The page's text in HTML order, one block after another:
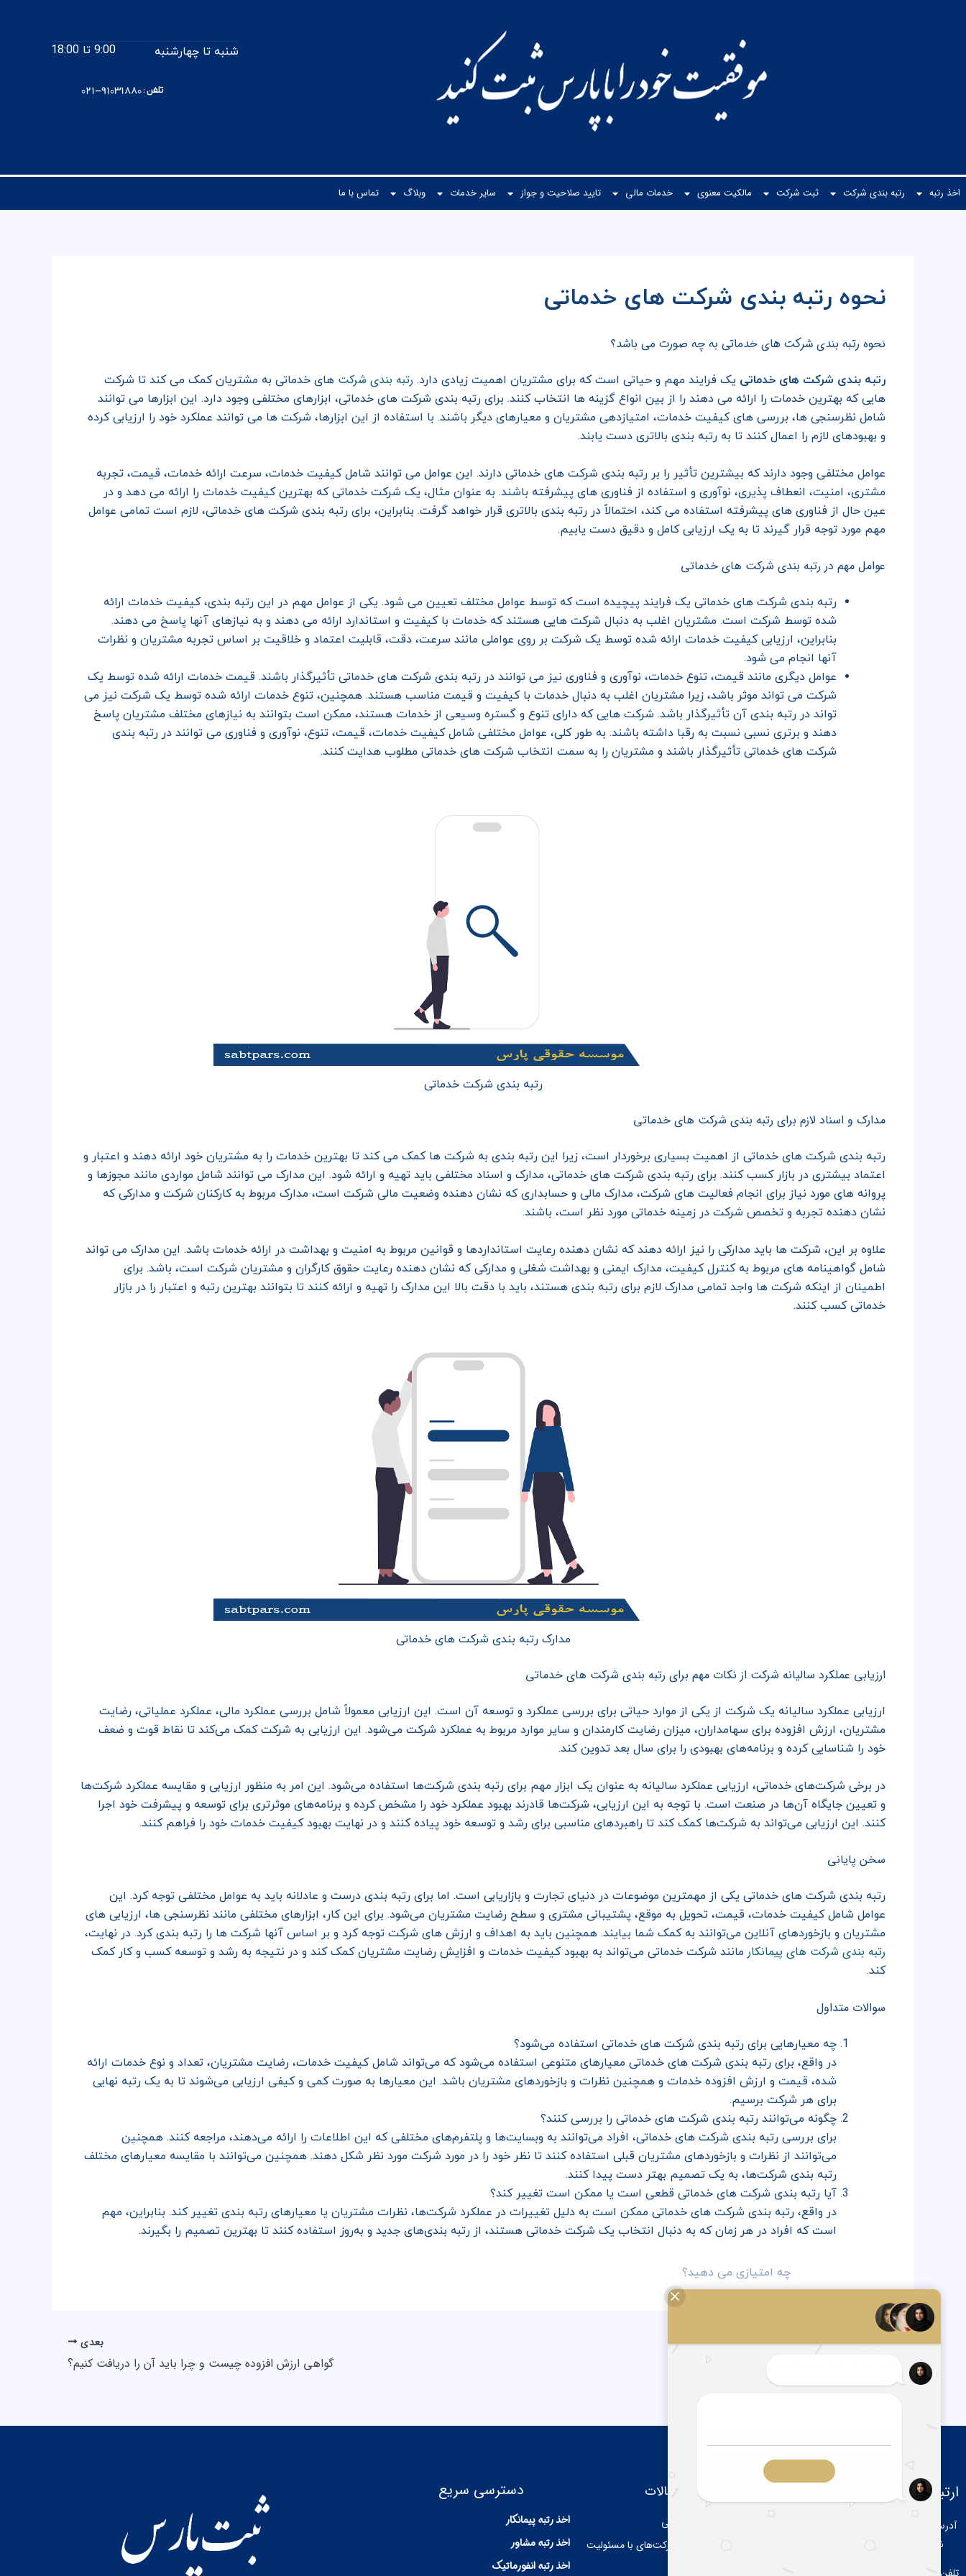
شنبه تا چهارشنبه 9:00 تا 18:00
تلفن : 91031880-021
اخذ رتبه رتبه بندی شرکت ثبت شرکت مالكیت معنوی خدمات مالی تایید صلاحیت و جواز سایر خدمات وبلاگ تماس با ما
نحوه رتبه بندی شرکت های خدماتی
نحوه رتبه بندی شرکت های خدماتی به چه صورت می باشد؟
رتبه بندی شرکت های خدماتی یک فرایند مهم و حیاتی است که برای مشتریان اهمیت زیادی دارد. رتبه بندی شرکت های خدماتی به مشتریان کمک می کند تا شرکت
هایی که بهترین خدمات را ارائه می دهند را از بین انواع گزینه ها انتخاب کنند. برای رتبه بندی شرکت های خدماتی، ابزارهای مختلفی وجود دارد. این ابزارها می توانند
شامل نظرسنجی ها، بررسی های کیفیت خدمات، امتیازدهی مشتریان و معیارهای دیگر باشند. با استفاده از این ابزارها، شرکت ها می توانند عملکرد خود را ارزیابی کرده
و بهبودهای لازم را اعمال کنند تا به رتبه بندی بالاتری دست یابند.
عوامل مختلفی وجود دارند که بیشترین تأثیر را بر رتبه بندی شرکت های خدماتی دارند. این عوامل می توانند شامل کیفیت خدمات، سرعت ارائه خدمات، قیمت، تجربه
مشتری، امنیت، انعطاف پذیری، نوآوری و استفاده از فناوری های پیشرفته باشند. به عنوان مثال، یک شرکت خدماتی که بهترین کیفیت خدمات را ارائه می دهد و در
عین حال از فناوری های پیشرفته استفاده می کند، احتمالاً در رتبه بندی بالاتری قرار خواهد گرفت. بنابراین، برای رتبه بندی شرکت های خدماتی، لازم است تمامی عوامل
مهم مورد توجه قرار گیرند تا به یک ارزیابی کامل و دقیق دست یابیم.
عوامل مهم در رتبه بندی شرکت های خدماتی
رتبه بندی شرکت های خدماتی یک فرایند پیچیده است که توسط عوامل مختلف تعیین می شود. یکی از عوامل مهم در این رتبه بندی، کیفیت خدمات ارائه
شده توسط شرکت است. مشتریان اغلب به دنبال شرکت هایی هستند که خدمات با کیفیت و استاندارد ارائه می دهند و به نیازهای آنها پاسخ می دهند.
بنابراین، ارزیابی کیفیت خدمات ارائه شده توسط یک شرکت بر روی عواملی مانند سرعت، دقت، قابلیت اعتماد و خلاقیت بر اساس تجربه مشتریان و نظرات
آنها انجام می شود.
عوامل دیگری مانند قیمت، تنوع خدمات، نوآوری و فناوری نیز می توانند در رتبه بندی شرکت های خدماتی تأثیرگذار باشند. قیمت خدمات ارائه شده توسط یک
شرکت می تواند موثر باشد، زیرا مشتریان اغلب به دنبال خدمات با کیفیت و قیمت مناسب هستند. همچنین، تنوع خدمات ارائه شده توسط یک شرکت نیز می
تواند در رتبه بندی آن تأثیرگذار باشد. شرکت هایی که دارای تنوع و گستره وسیعی از خدمات هستند، ممکن است بتوانند به نیازهای مختلف مشتریان پاسخ
دهند و برتری نسبی نسبت به رقبا داشته باشند. به طور کلی، عوامل مختلفی شامل کیفیت خدمات، قیمت، تنوع، نوآوری و فناوری می توانند در رتبه بندی
شرکت های خدماتی تأثیرگذار باشند و مشتریان را به سمت انتخاب شرکت های خدماتی مطلوب هدایت کنند.
رتبه بندی شرکت خدماتی
مدارک و اسناد لازم برای رتبه بندی شرکت های خدماتی
رتبه بندی شرکت های خدماتی از اهمیت بسیاری برخوردار است، زیرا این رتبه بندی به شرکت ها کمک می کند تا بهترین خدمات را به مشتریان خود ارائه دهند و اعتبار و
اعتماد بیشتری در بازار کسب کنند. برای رتبه بندی شرکت های خدماتی، مدارک و اسناد مختلفی باید تهیه و ارائه شود. این مدارک می توانند شامل مواردی مانند مجوزها و
پروانه های مورد نیاز برای انجام فعالیت های شرکت، مدارک مالی و حسابداری که نشان دهنده وضعیت مالی شرکت است، مدارک مربوط به کارکنان شرکت و مدارکی که
نشان دهنده تجربه و تخصص شرکت در زمینه خدماتی مورد نظر است، باشند.
علاوه بر این، شرکت ها باید مدارکی را نیز ارائه دهند که نشان دهنده رعایت استانداردها و قوانین مربوط به امنیت و بهداشت در ارائه خدمات باشد. این مدارک می تواند
شامل گواهینامه های مربوط به کنترل کیفیت، مدارک ایمنی و بهداشت شغلی و مدارکی که نشان دهنده رعایت حقوق کارگران و مشتریان شرکت است، باشد. برای
اطمینان از اینکه شرکت ها واجد تمامی مدارک لازم برای رتبه بندی هستند، باید با دقت بالا این مدارک را تهیه و ارائه کنند تا بتوانند بهترین رتبه و اعتبار را در بازار
خدماتی کسب کنند.
مدارک رتبه بندی شرکت های خدماتی
ارزیابی عملکرد سالیانه شرکت از نکات مهم برای رتبه بندی شرکت های خدماتی
ارزیابی عملکرد سالیانه یک شرکت از یکی از موارد حیاتی برای بررسی عملکرد و توسعه آن است. این ارزیابی معمولاً شامل بررسی عملکرد مالی، عملکرد عملیاتی، رضایت
مشتریان، ارزش افزوده برای سهامداران، میزان رضایت کارمندان و سایر موارد مربوط به عملکرد شرکت می‌شود. این ارزیابی به شرکت کمک می‌کند تا نقاط قوت و ضعف
خود را شناسایی کرده و برنامه‌های بهبودی را برای سال بعد تدوین کند.
در برخی شرکت‌های خدماتی، ارزیابی عملکرد سالیانه به عنوان یک ابزار مهم برای رتبه بندی شرکت‌ها استفاده می‌شود. این امر به منظور ارزیابی و مقایسه عملکرد شرکت‌ها
و تعیین جایگاه آن‌ها در صنعت است. با توجه به این ارزیابی، شرکت‌ها قادرند بهبود عملکرد خود را مشخص کرده و برنامه‌های موثرتری برای توسعه و پیشرفت خود اجرا
کنند. این ارزیابی می‌تواند به شرکت‌ها کمک کند تا راهبردهای مناسبی برای رشد و توسعه خود پیاده کنند و در نهایت بهبود کیفیت خدمات خود را فراهم کنند.
سخن پایانی
رتبه بندی شرکت های خدماتی یکی از مهمترین موضوعات در دنیای تجارت و بازاریابی است. اما برای رتبه بندی درست و عادلانه باید به عوامل مختلفی توجه کرد. این
عوامل شامل کیفیت خدمات، قیمت، تحویل به موقع، پشتیبانی مشتری و سطح رضایت مشتریان می‌شود. برای این کار، ابزارهای مختلفی مانند نظرسنجی ها، ارزیابی های
مشتریان و بازخوردهای آنلاین می‌توانند به کمک شما بیایند. همچنین باید به اهداف و ارزش های شرکت توجه کرد و بر اساس آنها شرکت ها را رتبه بندی کرد. در نهایت،
رتبه بندی شرکت های پیمانکار مانند شرکت خدماتی می‌تواند به بهبود کیفیت خدمات و افزایش رضایت مشتریان کمک کند و در نتیجه به رشد و توسعه کسب و کار کمک
کند.
سوالات متداول
چه معیارهایی برای رتبه بندی شرکت های خدماتی استفاده می‌شود؟
در واقع، برای رتبه بندی شرکت های خدماتی معیارهای متنوعی استفاده می‌شود که می‌تواند شامل کیفیت خدمات، رضایت مشتریان، تعداد و نوع خدمات ارائه
شده، قیمت و ارزش افزوده خدمات و همچنین نظرات و بازخوردهای مشتریان باشد. این معیارها به صورت کمی و کیفی ارزیابی می‌شوند تا به یک رتبه نهایی
برای هر شرکت برسیم.
چگونه می‌توانند رتبه بندی شرکت های خدماتی را بررسی کنند؟
برای بررسی رتبه بندی شرکت های خدماتی، افراد می‌توانند به وبسایت‌ها و پلتفرم‌های مختلفی که این اطلاعات را ارائه می‌دهند، مراجعه کنند. همچنین
می‌توانند از نظرات و بازخوردهای مشتریان قبلی استفاده کنند تا نظر خود را در مورد شرکت مورد نظر شکل دهند. همچنین می‌توانند با مقایسه معیارهای مختلف
رتبه بندی شرکت‌ها، به یک تصمیم بهتر دست پیدا کنند.
آیا رتبه بندی شرکت های خدماتی قطعی است یا ممکن است تغییر کند؟
در واقع، رتبه بندی شرکت های خدماتی ممکن است به دلیل تغییرات در عملکرد شرکت‌ها، نظرات مشتریان یا معیارهای رتبه بندی تغییر کند. بنابراین، مهم
است که افراد در هر زمان که به دنبال انتخاب یک شرکت خدماتی هستند، از رتبه بندی‌های جدید و به‌روز استفاده کنند تا بهترین تصمیم را بگیرند.
چه امتیازی می دهید؟
قبلی بعدی
گواهی ارزش افزوده چیست و چرا باید آن را دریافت کنیم؟
ارتباط با ما
آدرس: سهروردی خیابان خرمشهر - خیابان
نوبخت - کوچه یکم پلاک 10 واحد 9
تلفن : 91031880-021
آخرین مقالات
نمونه اسم شرکت سه سیلابی
صورتجلسات تغییرات در شرکت‌های با مسئولیت
دسترسی سریع
اخذ رتبه پیمانکار
اخذ رتبه مشاور
اخذ رتبه انفورماتیک